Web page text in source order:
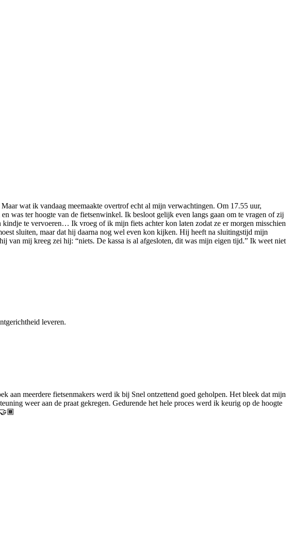
wat ik vandaag meemaakte overtrof echt al mijn verwachtingen. Om 17.55 uur,
was ter hoogte van de fietsenwinkel. Ik besloot gelijk even langs gaan om te vragen of zij
te vervoeren… Ik vroeg of ik mijn fiets achter kon laten zodat ze er morgen misschien
sluiten, maar dat hij daarna nog wel even kon kijken. Hij heeft na sluitingstijd mijn
van mij kreeg zei hij: “niets. De kassa is al afgesloten, dit was mijn eigen tijd.” Ik weet niet
leveren.
aan meerdere fietsenmakers werd ik bij Snel ontzettend goed geholpen. Het bleek dat mijn
weer aan de praat gekregen. Gedurende het hele proces werd ik keurig op de hoogte